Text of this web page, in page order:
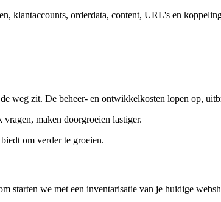
klantaccounts, orderdata, content, URL's en
weg zit. De beheer- en ontwikkelkosten lopen op,
vragen, maken doorgroeien lastiger.
om verder te groeien.
starten we met een inventarisatie van je huidige